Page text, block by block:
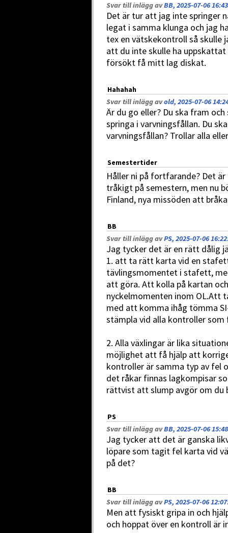
Svar till inlägg avBB, 2025-07-06 16:43
Det är tur att jag inte springer
legat i samma klunga och jag
tex en vätskekontroll så skulle
att du inte skulle ha
försökt få mitt lag diskat.
Hahahah
Svar till inlägg avold, 2025-07-06
Är du go eller? Du ska fram
springa i varvningsfållan. Du
varvningsfållan? Trollar alla
Semestertider
Håller ni på fortfarande? Det
tråkigt på semestern, men nu
Finland, nya missöden att
BB
Svar till inlägg avPS, 2025-07-06 16:22
Jag tycker det är en rätt dålig
1. att ta rätt karta vid en
tävlingsmomentet i stafett,
att göra. Att kolla på kartan
nyckelmomenten inom OL.Att
med att komma ihåg tömma
stämpla vid alla kontroller
2. Alla växlingar är lika
möjlighet att få hjälp att
kontroller är samma typ av fel
det råkar finnas lagkompisar
rättvist att slump avgör om du
PS
Svar till inlägg avBB, 2025-07-06 15:48
Jag tycker att det är ganska
löpare som tagit fel karta vid
på det?
BB
Svar till inlägg avPS, 2025-07-06 12:07
Men att fysiskt gripa in och
och hoppat över en kontroll är